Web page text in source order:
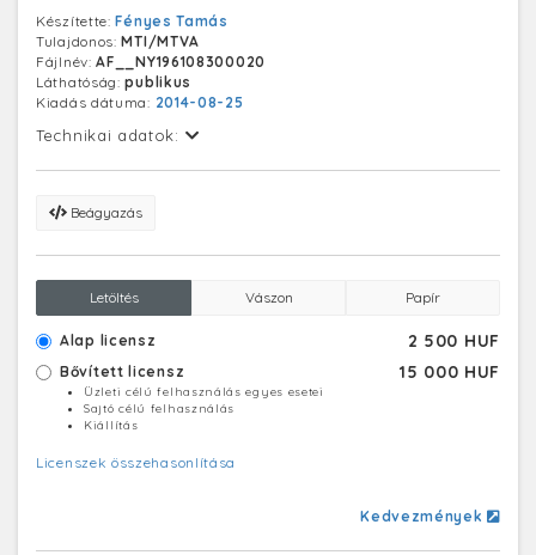
Készítette:Fényes Tamás
Tulajdonos:MTI/MTVA
Fájlnév:AF__NY196108300020
Láthatóság:publikus
Kiadás dátuma: 2014-08-25
Technikai adatok:
Beágyazás
Letöltés Vászon Papír
Alap licensz 2 500 HUF
Bővített licensz 15 000 HUF
Üzleti célú felhasználás egyes esetei
Sajtó célú felhasználás
Kiállítás
Licenszek összehasonlítása
Kedvezmények